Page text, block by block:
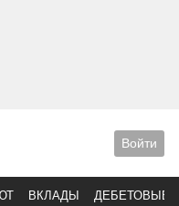
Войти
ВКЛАДЫ ДЕБЕТОВЫЕ